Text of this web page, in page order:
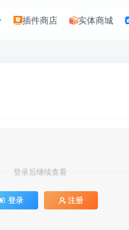
插件商店 实体商城
登录后继续查看
登录 注册